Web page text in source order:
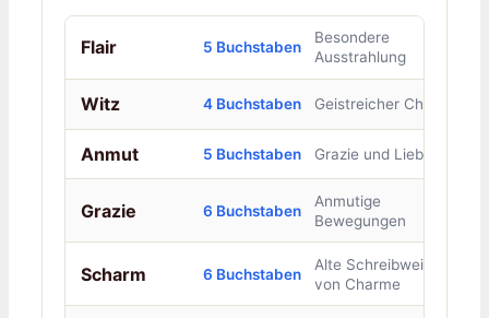
Flair 5 Buchstaben
Besondere
Ausstrahlung
Witz 4 Buchstaben Geistreicher Charme
Anmut 5 Buchstaben Grazie und Liebreiz
Grazie 6 Buchstaben
Anmutige
Bewegungen
Scharm 6 Buchstaben
Alte Schreibweise
von Charme